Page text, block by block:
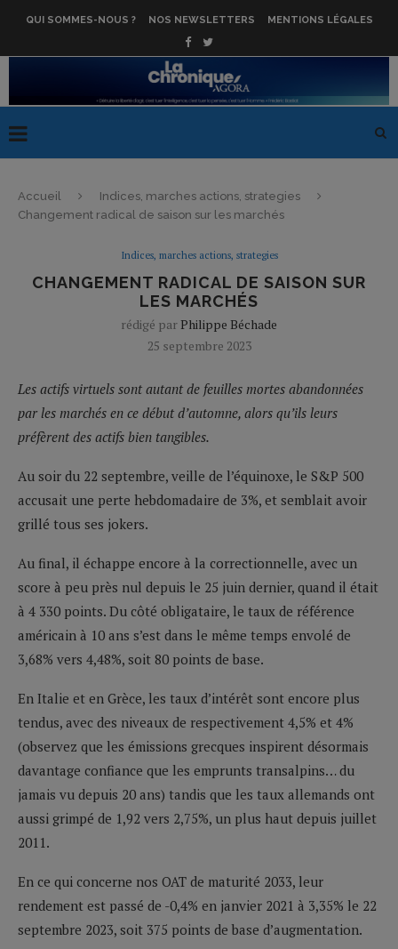
QUI SOMMES-NOUS ? NOS NEWSLETTERS MENTIONS LÉGALES
Accueil
Indices, marches actions, strategies
Changement radical de saison sur les marchés
Indices, marches actions, strategies
CHANGEMENT RADICAL DE SAISON SUR
LES MARCHÉS
rédigé par Philippe Béchade
25 septembre 2023
Les actifs virtuels sont autant de feuilles mortes abandonnées
par les marchés en ce début d’automne, alors qu’ils leurs
préfèrent des actifs bien tangibles.
Au soir du 22 septembre, veille de l’équinoxe, le S&P 500
accusait une perte hebdomadaire de 3%, et semblait avoir
grillé tous ses jokers.
Au final, il échappe encore à la correctionnelle, avec un
score à peu près nul depuis le 25 juin dernier, quand il était
à 4 330 points. Du côté obligataire, le taux de référence
américain à 10 ans s’est dans le même temps envolé de
3,68% vers 4,48%, soit 80 points de base.
En Italie et en Grèce, les taux d’intérêt sont encore plus
tendus, avec des niveaux de respectivement 4,5% et 4%
(observez que les émissions grecques inspirent désormais
davantage confiance que les emprunts transalpins… du
jamais vu depuis 20 ans) tandis que les taux allemands ont
aussi grimpé de 1,92 vers 2,75%, un plus haut depuis juillet
2011.
En ce qui concerne nos OAT de maturité 2033, leur
rendement est passé de -0,4% en janvier 2021 à 3,35% le 22
septembre 2023, soit 375 points de base d’augmentation.